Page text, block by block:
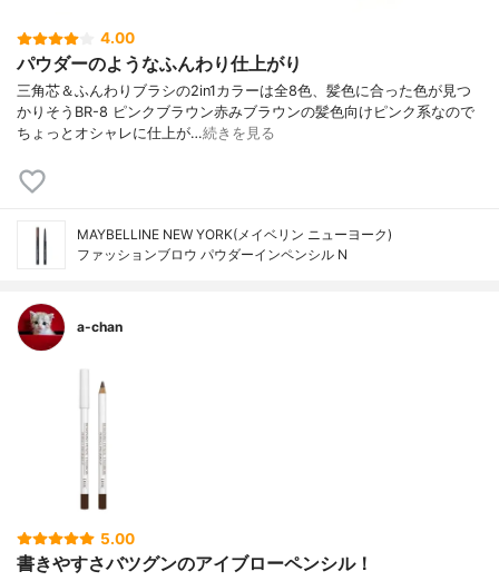
4.00
パウダーのようなふんわり仕上がり
三角芯＆ふんわりブラシの2in1カラーは全8色、髪色に合った色が見つ
かりそうBR-8 ピンクブラウン赤みブラウンの髪色向けピンク系なので
ちょっとオシャレに仕上が…続きを見る
MAYBELLINE NEW YORK(メイベリン ニューヨーク)
ファッションブロウ パウダーイン​ペンシル N
a-chan
5.00
書きやすさバツグンのアイブローペンシル！